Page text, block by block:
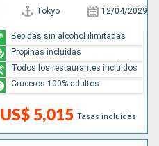
Tokyo 12/04/2029
US$ 5,015 Tasas incluidas
Bebidas sin alcohol ilimitadas
Propinas incluidas
Todos los restaurantes incluidos
Cruceros 100% adultos